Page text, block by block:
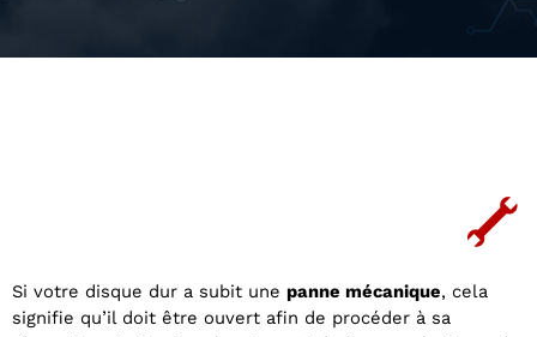
Si votre disque dur a subit une panne mécanique, cela
signifie qu’il doit être ouvert afin de procéder à sa